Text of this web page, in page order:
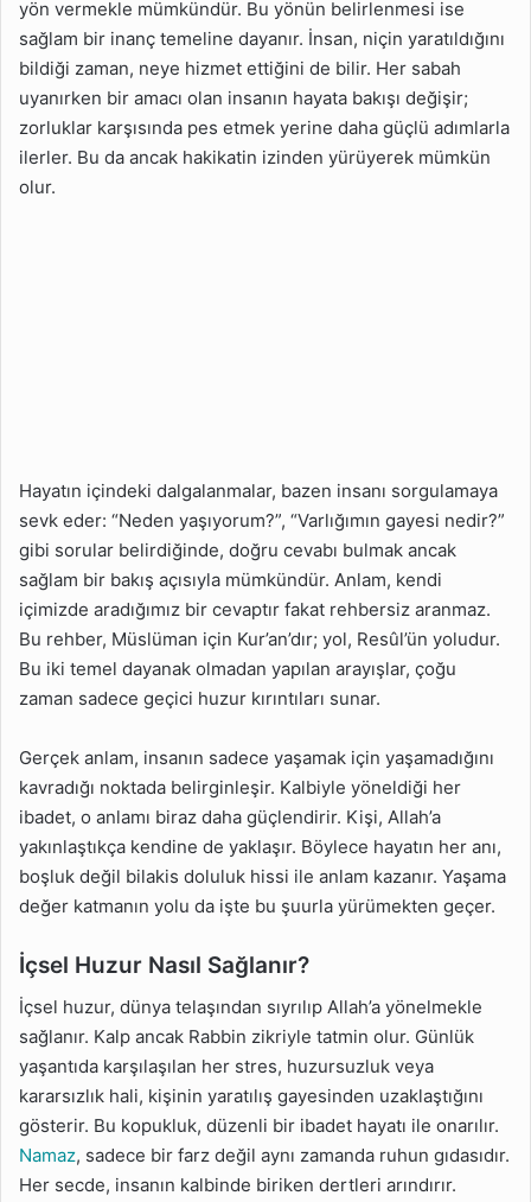
Anlamlı İlişkiler Nasıl
Kurulur?
Günlük Hayat Nasıl
Anlamlanır?
Yaşama Anlam Katmak
yön vermekle mümkündür. Bu yönün belirlenmesi ise
sağlam bir inanç temeline dayanır. İnsan, niçin yaratıldığını
bildiği zaman, neye hizmet ettiğini de bilir. Her sabah
uyanırken bir amacı olan insanın hayata bakışı değişir;
zorluklar karşısında pes etmek yerine daha güçlü adımlarla
ilerler. Bu da ancak hakikatin izinden yürüyerek mümkün
olur.
Hayatın içindeki dalgalanmalar, bazen insanı sorgulamaya
sevk eder: “Neden yaşıyorum?”, “Varlığımın gayesi nedir?”
gibi sorular belirdiğinde, doğru cevabı bulmak ancak
sağlam bir bakış açısıyla mümkündür. Anlam, kendi
içimizde aradığımız bir cevaptır fakat rehbersiz aranmaz.
Bu rehber, Müslüman için Kur’an’dır; yol, Resûl’ün yoludur.
Bu iki temel dayanak olmadan yapılan arayışlar, çoğu
zaman sadece geçici huzur kırıntıları sunar.
Gerçek anlam, insanın sadece yaşamak için yaşamadığını
kavradığı noktada belirginleşir. Kalbiyle yöneldiği her
ibadet, o anlamı biraz daha güçlendirir. Kişi, Allah’a
yakınlaştıkça kendine de yaklaşır. Böylece hayatın her anı,
boşluk değil bilakis doluluk hissi ile anlam kazanır. Yaşama
değer katmanın yolu da işte bu şuurla yürümekten geçer.
İçsel Huzur Nasıl Sağlanır?
İçsel huzur, dünya telaşından sıyrılıp Allah’a yönelmekle
sağlanır. Kalp ancak Rabbin zikriyle tatmin olur. Günlük
yaşantıda karşılaşılan her stres, huzursuzluk veya
kararsızlık hali, kişinin yaratılış gayesinden uzaklaştığını
gösterir. Bu kopukluk, düzenli bir ibadet hayatı ile onarılır.
Namaz, sadece bir farz değil aynı zamanda ruhun gıdasıdır.
Her secde, insanın kalbinde biriken dertleri arındırır.